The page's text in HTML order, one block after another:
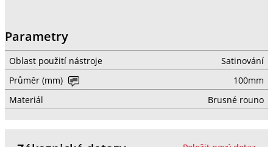
Parametry
Oblast použití nástroje
Satinování
Průměr (mm)
100mm
Materiál
Brusné rouno